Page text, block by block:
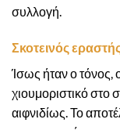
συλλογή.
Σκοτεινός
Ίσως ήταν ο τόνος,
χιουμοριστικό στο
αιφνιδίως. Το